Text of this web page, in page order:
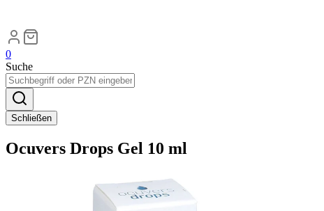
0
Suche
Schließen
Ocuvers Drops Gel 10 ml